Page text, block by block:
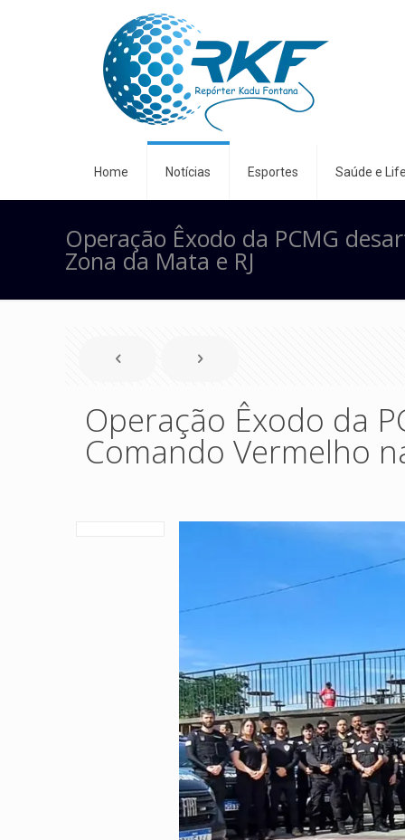
Home Notícias Esportes Saúde e
Operação Êxodo da PCMG
Zona da Mata e RJ
Operação Êxodo da
Comando Vermelho